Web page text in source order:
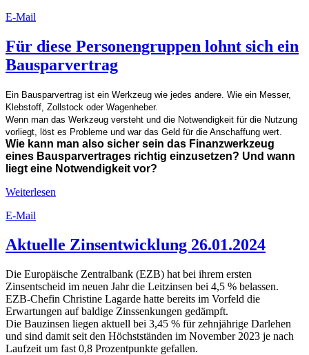
E-Mail
Für diese Personengruppen lohnt sich ein
Bausparvertrag
Ein Bausparvertrag ist ein Werkzeug wie jedes andere. Wie ein Messer,
Klebstoff, Zollstock oder Wagenheber.
Wenn man das Werkzeug versteht und die Notwendigkeit für die Nutzung
vorliegt, löst es Probleme und war das Geld für die Anschaffung wert.
Wie kann man also sicher sein das Finanzwerkzeug
eines Bausparvertrages richtig einzusetzen? Und wann
liegt eine Notwendigkeit vor?
Weiterlesen
E-Mail
Aktuelle Zinsentwicklung 26.01.2024
Die Europäische Zentralbank (EZB) hat bei ihrem ersten
Zinsentscheid im neuen Jahr die Leitzinsen bei 4,5 % belassen.
EZB-Chefin Christine Lagarde hatte bereits im Vorfeld die
Erwartungen auf baldige Zinssenkungen gedämpft.
Die Bauzinsen liegen aktuell bei 3,45 % für zehnjährige Darlehen
und sind damit seit den Höchstständen im November 2023 je nach
Laufzeit um fast 0,8 Prozentpunkte gefallen.